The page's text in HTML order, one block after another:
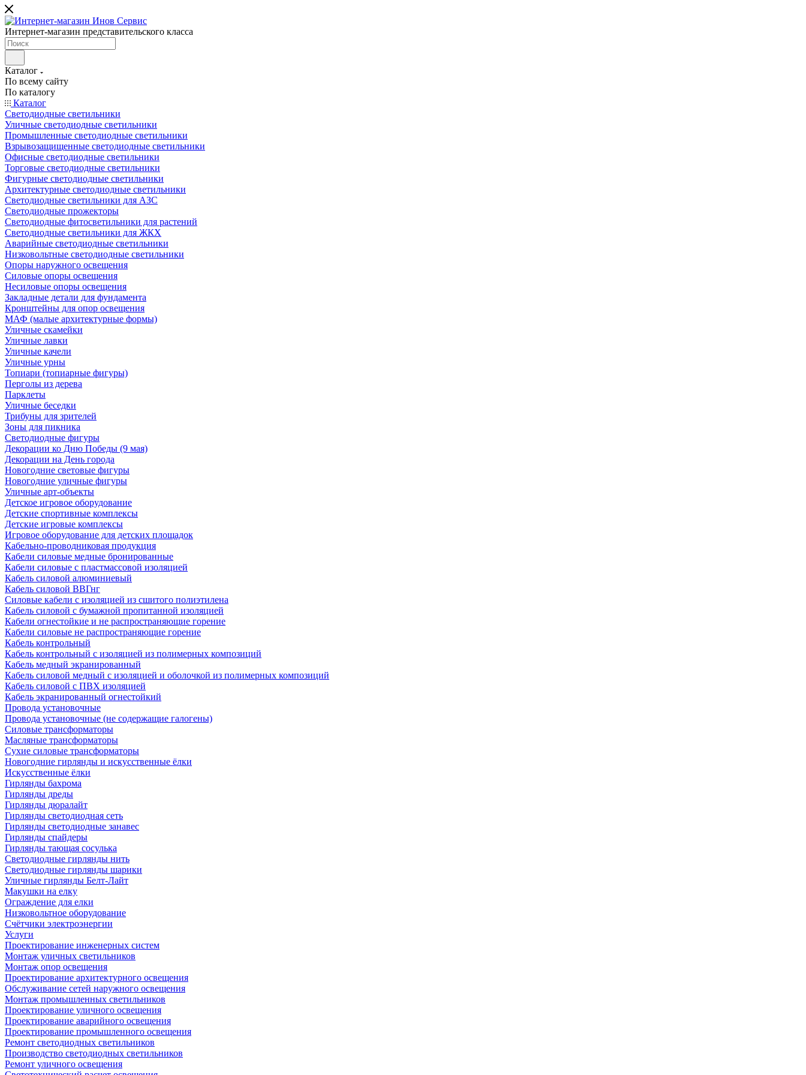
Интернет-магазин представительского класса
Каталог
По всему сайту
По каталогу
Каталог
Светодиодные светильники
Уличные светодиодные светильники
Промышленные светодиодные светильники
Взрывозащищенные светодиодные светильники
Офисные светодиодные светильники
Торговые светодиодные светильники
Фигурные светодиодные светильники
Архитектурные светодиодные светильники
Светодиодные светильники для АЗС
Светодиодные прожекторы
Светодиодные фитосветильники для растений
Светодиодные светильники для ЖКХ
Аварийные светодиодные светильники
Низковольтные светодиодные светильники
Опоры наружного освещения
Силовые опоры освещения
Несиловые опоры освещения
Закладные детали для фундамента
Кронштейны для опор освещения
МАФ (малые архитектурные формы)
Уличные скамейки
Уличные лавки
Уличные качели
Уличные урны
Топиари (топиарные фигуры)
Перголы из дерева
Парклеты
Уличные беседки
Трибуны для зрителей
Зоны для пикника
Светодиодные фигуры
Декорации ко Дню Победы (9 мая)
Декорации на День города
Новогодние световые фигуры
Новогодние уличные фигуры
Уличные арт-объекты
Детское игровое оборудование
Детские спортивные комплексы
Детские игровые комплексы
Игровое оборудование для детских площадок
Кабельно-проводниковая продукция
Кабели силовые медные бронированные
Кабели силовые с пластмассовой изоляцией
Кабель силовой алюминиевый
Кабель силовой ВВГнг
Силовые кабели с изоляцией из сшитого полиэтилена
Кабель силовой с бумажной пропитанной изоляцией
Кабели огнестойкие и не распространяющие горение
Кабели силовые не распространяющие горение
Кабель контрольный
Кабель контрольный с изоляцией из полимерных композиций
Кабель медный экранированный
Кабель силовой медный с изоляцией и оболочкой из полимерных композиций
Кабель силовой с ПВХ изоляцией
Кабель экранированный огнестойкий
Провода установочные
Провода установочные (не содержащие галогены)
Силовые трансформаторы
Масляные трансформаторы
Сухие силовые трансформаторы
Новогодние гирлянды и искусственные ёлки
Искусственные ёлки
Гирлянды бахрома
Гирлянды дреды
Гирлянды дюралайт
Гирлянды светодиодная сеть
Гирлянды светодиодные занавес
Гирлянды спайдеры
Гирлянды тающая сосулька
Светодиодные гирлянды нить
Светодиодные гирлянды шарики
Уличные гирлянды Белт-Лайт
Макушки на елку
Ограждение для елки
Низковольтное оборудование
Счётчики электроэнергии
Услуги
Проектирование инженерных систем
Монтаж уличных светильников
Монтаж опор освещения
Проектирование архитектурного освещения
Обслуживание сетей наружного освещения
Монтаж промышленных светильников
Проектирование уличного освещения
Проектирование аварийного освещения
Проектирование промышленного освещения
Ремонт светодиодных светильников
Производство светодиодных светильников
Ремонт уличного освещения